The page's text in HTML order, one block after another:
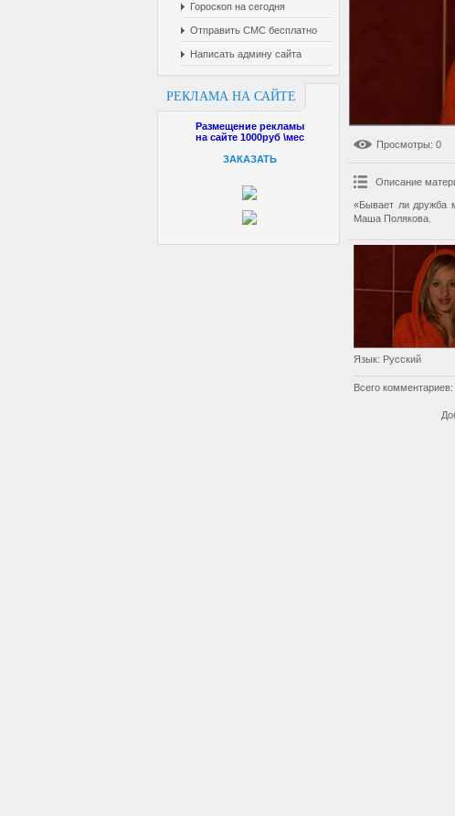
Гороскоп на сегодня
Отправить СМС бесплатно
Написать админу сайта
РЕКЛАМА НА САЙТЕ
Размещение рекламы
на сайте 1000руб \мес
ЗАКАЗАТЬ
Просмотры: 0
Описание
«Бывает ли дружба
Маша Полякова.
Язык: Русский
Всего комментариев: